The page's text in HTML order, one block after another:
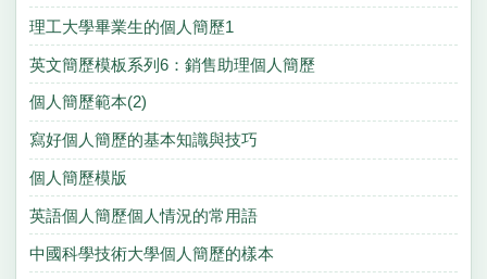
理工大學畢業生的個人簡歷1
英文簡歷模板系列6：銷售助理個人簡歷
個人簡歷範本(2)
寫好個人簡歷的基本知識與技巧
個人簡歷模版
英語個人簡歷個人情況的常用語
中國科學技術大學個人簡歷的樣本